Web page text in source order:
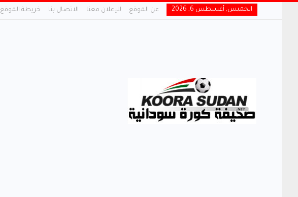
الخميس, أغسطس 6, 2026 عن الموقع للإعلان معنا الاتصال بنا خريطة الموقع